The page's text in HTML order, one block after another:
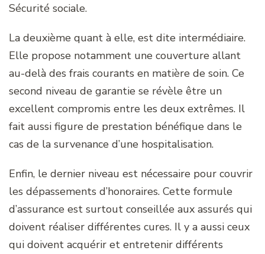
Sécurité sociale.
La deuxième quant à elle, est dite intermédiaire.
Elle propose notamment une couverture allant
au-delà des frais courants en matière de soin. Ce
second niveau de garantie se révèle être un
excellent compromis entre les deux extrêmes. Il
fait aussi figure de prestation bénéfique dans le
cas de la survenance d’une hospitalisation.
Enfin, le dernier niveau est nécessaire pour couvrir
les dépassements d’honoraires. Cette formule
d’assurance est surtout conseillée aux assurés qui
doivent réaliser différentes cures. Il y a aussi ceux
qui doivent acquérir et entretenir différents